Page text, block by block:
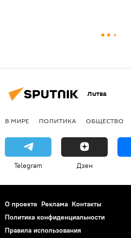
Литва
В МИРЕ ПОЛИТИКА ОБЩЕСТВО
Telegram Дзен
О проекте Реклама Контакты
Политика конфиденциальности
Правила использования